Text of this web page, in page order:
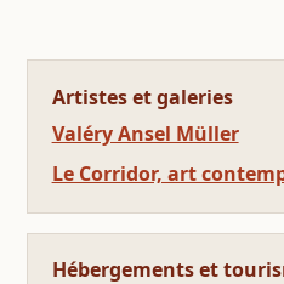
Artistes et galeries
Valéry Ansel Müller
Le Corridor, art
Hébergements et